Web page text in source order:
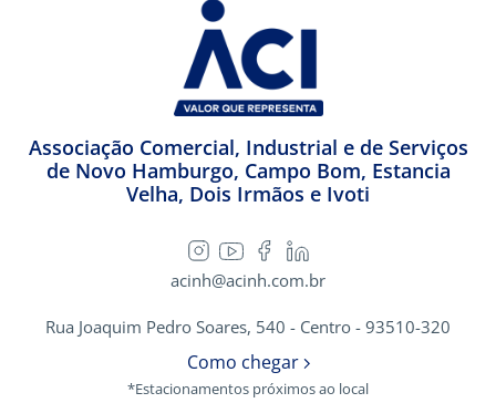
Associação Comercial, Industrial e de Serviços
de Novo Hamburgo, Campo Bom, Estancia
Velha, Dois Irmãos e Ivoti
acinh@acinh.com.br
Rua Joaquim Pedro Soares, 540 - Centro - 93510-320
Como chegar
*Estacionamentos próximos ao local